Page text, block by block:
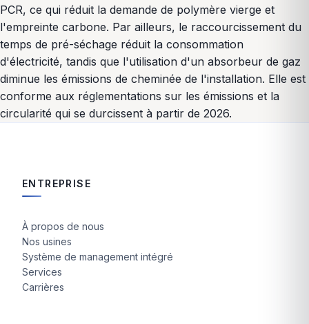
PCR, ce qui réduit la demande de polymère vierge et
l'empreinte carbone. Par ailleurs, le raccourcissement du
temps de pré-séchage réduit la consommation
d'électricité, tandis que l'utilisation d'un absorbeur de gaz
diminue les émissions de cheminée de l'installation. Elle est
conforme aux réglementations sur les émissions et la
circularité qui se durcissent à partir de 2026.
ENTREPRISE
À propos de nous
Nos usines
Système de management intégré
Services
Carrières